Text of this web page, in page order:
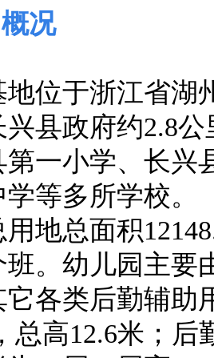
况
地位于浙江省湖
县政府约2.8
第一小学、长兴
等多所学校。
地总面积
班。幼儿园主要
各类后勤辅助
总高12.6米；